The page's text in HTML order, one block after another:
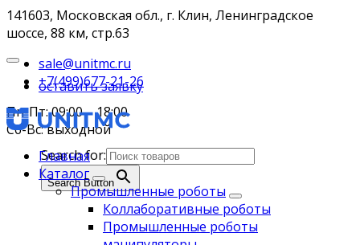
141603, Московская обл., г. Клин, Ленинградское
шоссе, 88 км, стр.63
sale@unitmc.ru
+7(499)677-21-26
Пн-Пт: 09:00 – 18:00
Сб-Вс: выходной
Search for:
Search Button
оставить заявку
Главная
Каталог
Промышленные роботы
Коллаборативные роботы
Промышленные роботы